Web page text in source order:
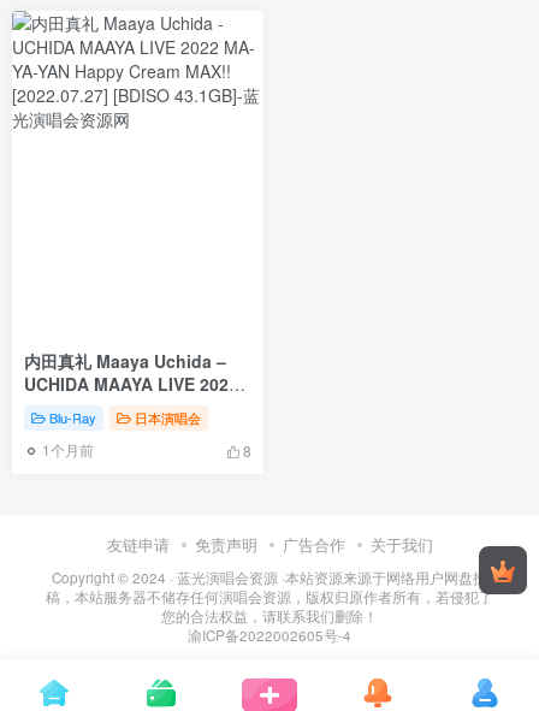
内田真礼 Maaya Uchida –
UCHIDA MAAYA LIVE 2022
MA-YA-YAN Happy Cream
MAX!! [2022.07.27] [BDISO
43.1GB]
Blu-Ray 日本演唱会
1个月前 8
友链申请 免责声明 广告合作 关于我们
Copyright © 2024 · 蓝光演唱会资源 ·本站资源来源于网络用户网盘投
稿，本站服务器不储存任何演唱会资源，版权归原作者所有，若侵犯了
您的合法权益，请联系我们删除！
渝ICP备2022002605号-4